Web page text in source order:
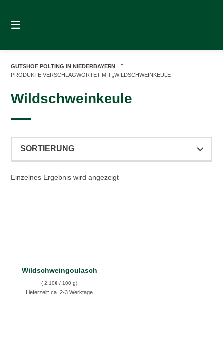
Inhalt
GUTSHOF POLTING IN NIEDERBAYERN
PRODUKTE VERSCHLAGWORTET MIT „WILDSCHWEINKEULE“
Wildschweinkeule
Einzelnes Ergebnis wird angezeigt
Wildschweingoulasch
( 2,10€ / 100 g)
Lieferzeit: ca. 2-3 Werktage